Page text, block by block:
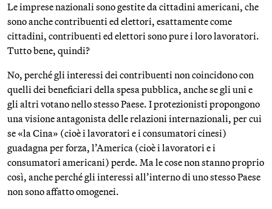
Le imprese nazionali sono gestite da cittadini americani, che
sono anche contribuenti ed elettori, esattamente come
cittadini, contribuenti ed elettori sono pure i loro lavoratori.
Tutto bene, quindi?
No, perché gli interessi dei contribuenti non coincidono con
quelli dei beneficiari della spesa pubblica, anche se gli uni e
gli altri votano nello stesso Paese. I protezionisti propongono
una visione antagonista delle relazioni internazionali, per cui
se «la Cina» (cioè i lavoratori e i consumatori cinesi)
guadagna per forza, l’America (cioè i lavoratori e i
consumatori americani) perde. Ma le cose non stanno proprio
così, anche perché gli interessi all’interno di uno stesso Paese
non sono affatto omogenei.